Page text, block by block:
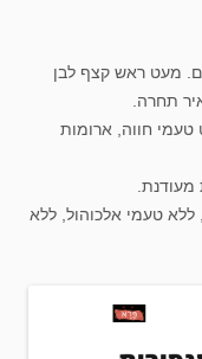
מעט ראש קצף לבן
תחרה.
חווה, ארומות
ללא טעמי אלכוהול, ללא